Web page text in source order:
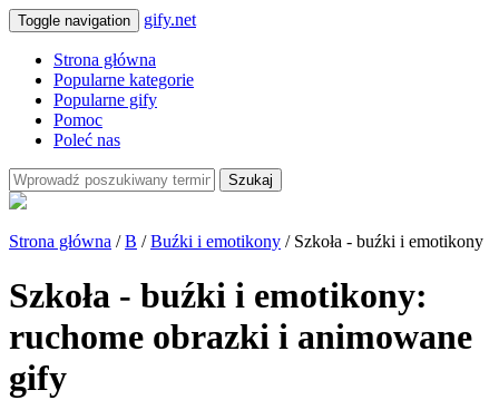
Toggle navigation gify.net
Strona główna
Popularne kategorie
Popularne gify
Pomoc
Poleć nas
Szukaj
Strona główna /B /Buźki i emotikony / Szkoła - buźki i emotikony
Szkoła - buźki i emotikony:
ruchome obrazki i animowane
gify